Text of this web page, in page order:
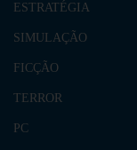
ESTRATÉGIA
SIMULAÇÃO
FICÇÃO
TERROR
PC